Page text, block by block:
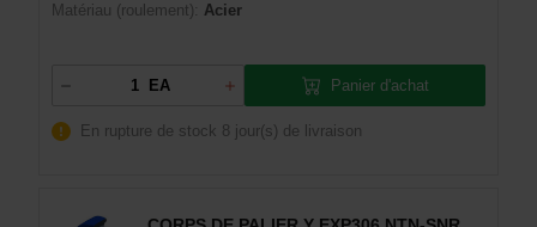
Matériau (roulement):
Acier
EA Panier d'achat
En rupture de stock 8 jour(s) de livraison